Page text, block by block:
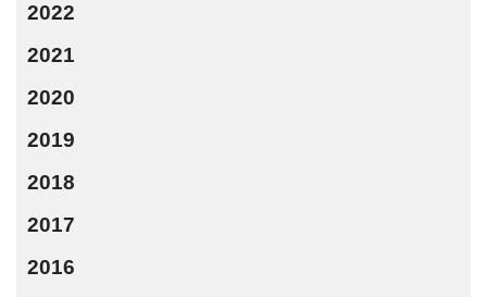
2022
2021
2020
2019
2018
2017
2016